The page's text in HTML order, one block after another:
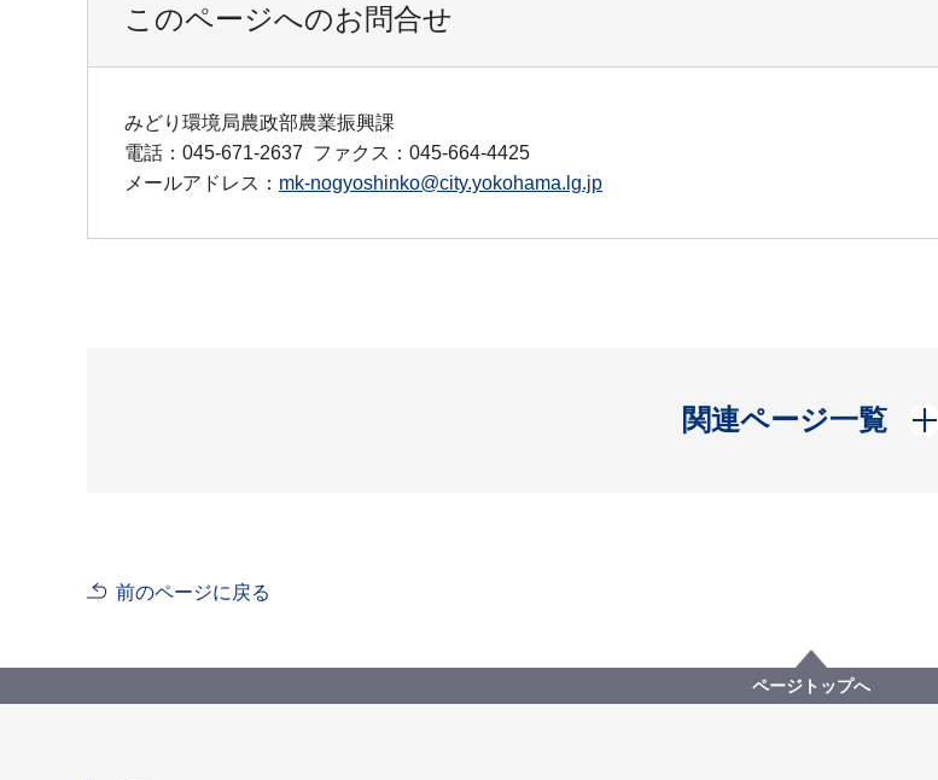
このページへのお問合せ
みどり環境局農政部農業振興課
電話：045-671-2637 ファクス：045-664-4425
メールアドレス： mk-nogyoshinko@city.yokohama.lg.jp
関連ページ一覧
開く
前のページに戻る
ページトップへ